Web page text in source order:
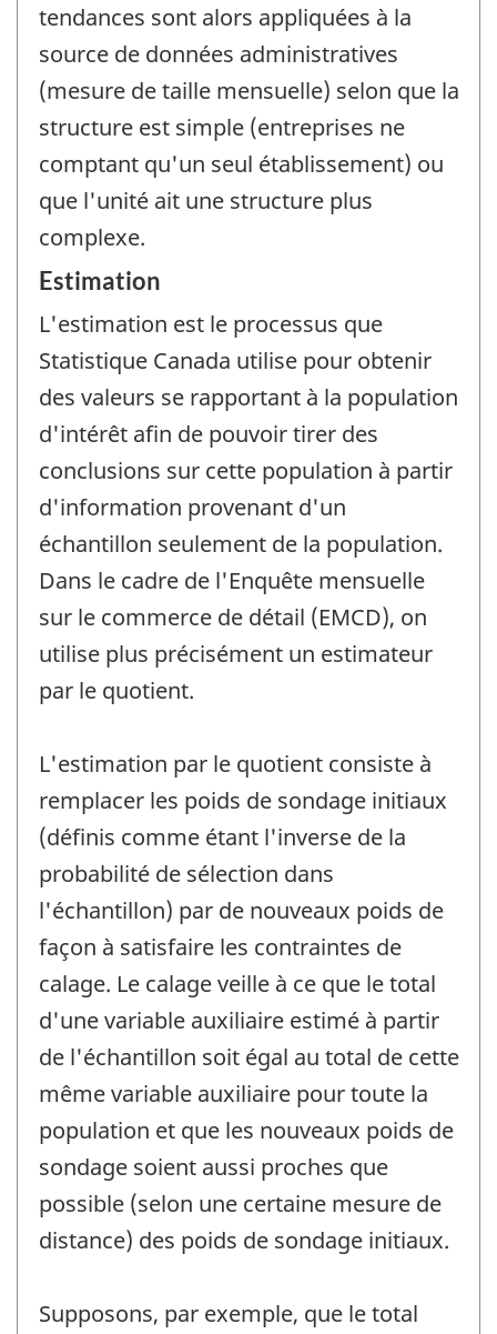
tendances sont alors appliquées à la
source de données administratives
(mesure de taille mensuelle) selon que la
structure est simple (entreprises ne
comptant qu'un seul établissement) ou
que l'unité ait une structure plus
complexe.
Estimation
L'estimation est le processus que
Statistique Canada utilise pour obtenir
des valeurs se rapportant à la population
d'intérêt afin de pouvoir tirer des
conclusions sur cette population à partir
d'information provenant d'un
échantillon seulement de la population.
Dans le cadre de l'Enquête mensuelle
sur le commerce de détail (EMCD), on
utilise plus précisément un estimateur
par le quotient.
L'estimation par le quotient consiste à
remplacer les poids de sondage initiaux
(définis comme étant l'inverse de la
probabilité de sélection dans
l'échantillon) par de nouveaux poids de
façon à satisfaire les contraintes de
calage. Le calage veille à ce que le total
d'une variable auxiliaire estimé à partir
de l'échantillon soit égal au total de cette
même variable auxiliaire pour toute la
population et que les nouveaux poids de
sondage soient aussi proches que
possible (selon une certaine mesure de
distance) des poids de sondage initiaux.
Supposons, par exemple, que le total